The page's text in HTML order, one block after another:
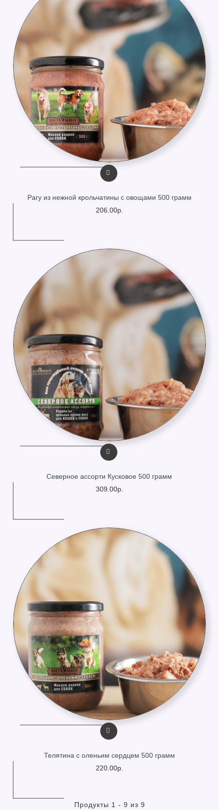
Рагу из нежной крольчатины с овощами 500 грамм
206.00р.
Северное ассорти Кусковое 500 грамм
309.00р.
Телятина с оленьим сердцем 500 грамм
220.00р.
Продукты 1 - 9 из 9